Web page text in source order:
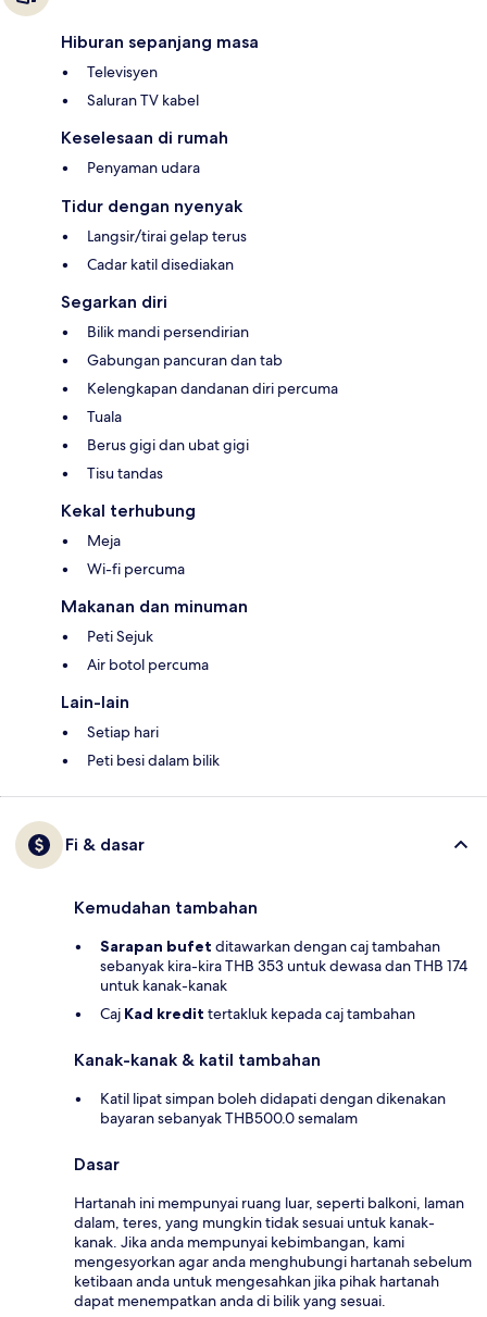
Hiburan sepanjang masa
Televisyen
Saluran TV kabel
Keselesaan di rumah
Penyaman udara
Tidur dengan nyenyak
Langsir/tirai gelap terus
Cadar katil disediakan
Segarkan diri
Bilik mandi persendirian
Gabungan pancuran dan tab
Kelengkapan dandanan diri percuma
Tuala
Berus gigi dan ubat gigi
Tisu tandas
Kekal terhubung
Meja
Wi-fi percuma
Makanan dan minuman
Peti Sejuk
Air botol percuma
Lain-lain
Setiap hari
Peti besi dalam bilik
Fi & dasar
Kemudahan tambahan
Sarapan bufet ditawarkan dengan caj tambahan
sebanyak kira-kira THB 353 untuk dewasa dan THB 174
untuk kanak-kanak
Caj Kad kredit tertakluk kepada caj tambahan
Kanak-kanak & katil tambahan
Katil lipat simpan boleh didapati dengan dikenakan
bayaran sebanyak THB500.0 semalam
Dasar
Hartanah ini mempunyai ruang luar, seperti balkoni, laman
dalam, teres, yang mungkin tidak sesuai untuk kanak-
kanak. Jika anda mempunyai kebimbangan, kami
mengesyorkan agar anda menghubungi hartanah sebelum
ketibaan anda untuk mengesahkan jika pihak hartanah
dapat menempatkan anda di bilik yang sesuai.